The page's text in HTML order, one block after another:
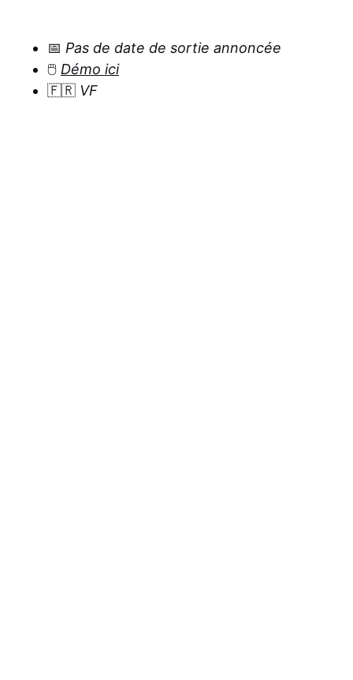
📅 Pas de date de sortie annoncée
🖱️ Démo ici
🇫🇷 VF